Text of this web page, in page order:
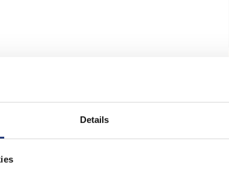
Details
gebruikt
gebruik buiten